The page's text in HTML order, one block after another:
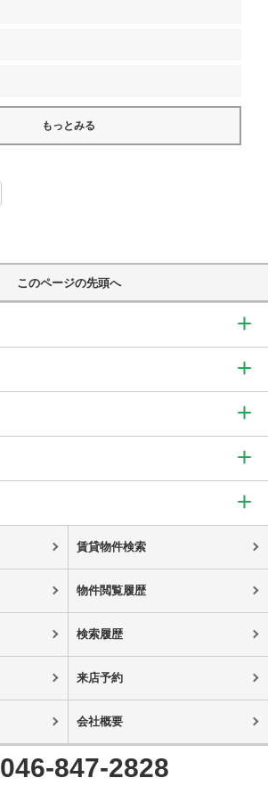
もっとみる
このページの先頭へ
賃貸物件検索
物件閲覧履歴
検索履歴
来店予約
会社概要
046-847-2828